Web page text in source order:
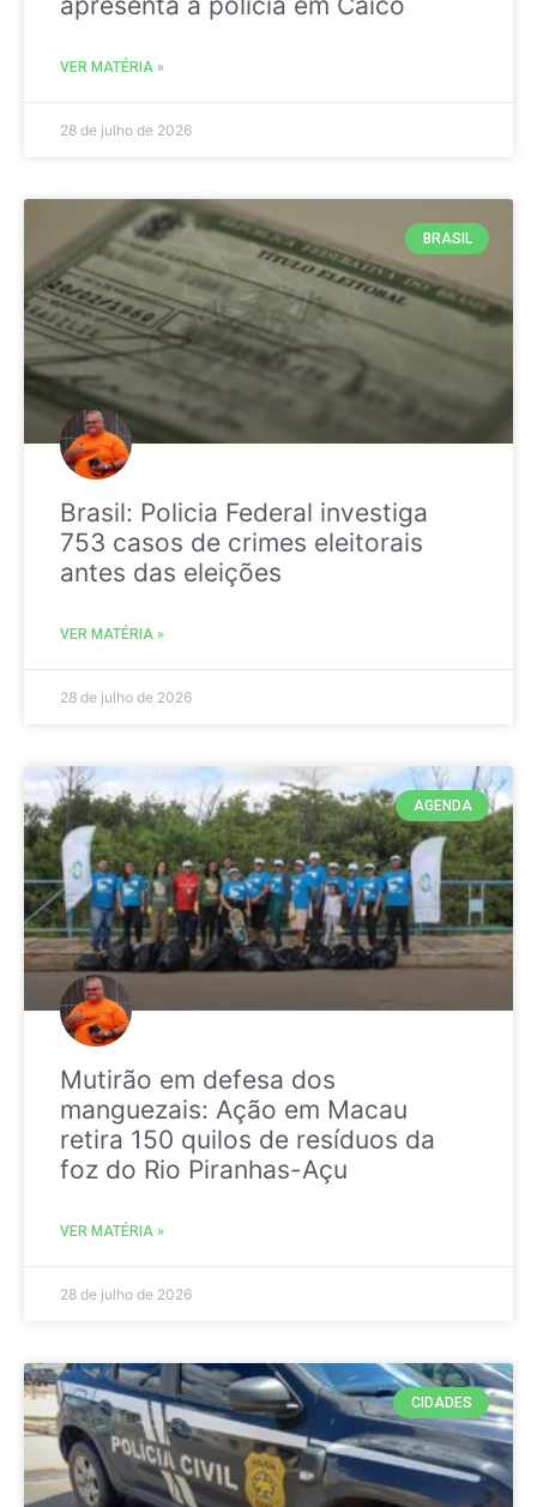
VER MATÉRIA »
28 de julho de 2026
BRASIL
Brasil: Policia Federal investiga
753 casos de crimes eleitorais
antes das eleições
VER MATÉRIA »
28 de julho de 2026
AGENDA
Mutirão em defesa dos
manguezais: Ação em Macau
retira 150 quilos de resíduos da
foz do Rio Piranhas-Açu
VER MATÉRIA »
28 de julho de 2026
CIDADES